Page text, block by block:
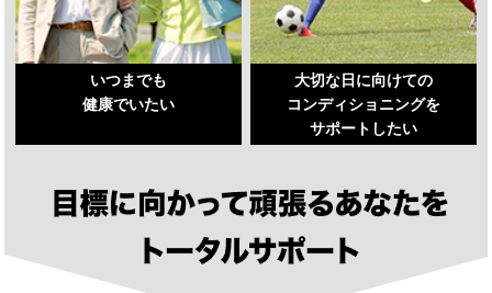
いつまでも
健康でいたい
大切な日に向けての
コンディショニングを
サポートしたい